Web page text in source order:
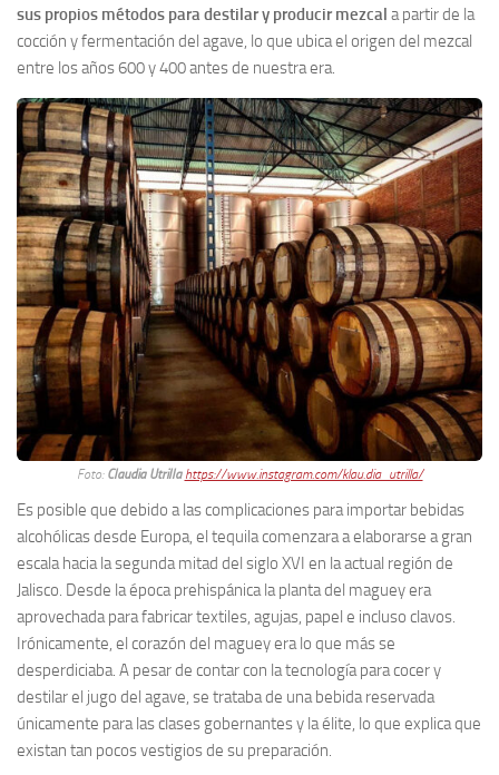
sus propios métodos para destilar y producir mezcal a partir de la
cocción y fermentación del agave, lo que ubica el origen del mezcal
entre los años 600 y 400 antes de nuestra era.
Foto: Claudia Utrilla https://www.instagram.com/klau.dia_utrilla/
Es posible que debido a las complicaciones para importar bebidas
alcohólicas desde Europa, el tequila comenzara a elaborarse a gran
escala hacia la segunda mitad del siglo XVI en la actual región de
Jalisco. Desde la época prehispánica la planta del maguey era
aprovechada para fabricar textiles, agujas, papel e incluso clavos.
Irónicamente, el corazón del maguey era lo que más se
desperdiciaba. A pesar de contar con la tecnología para cocer y
destilar el jugo del agave, se trataba de una bebida reservada
únicamente para las clases gobernantes y la élite, lo que explica que
existan tan pocos vestigios de su preparación.